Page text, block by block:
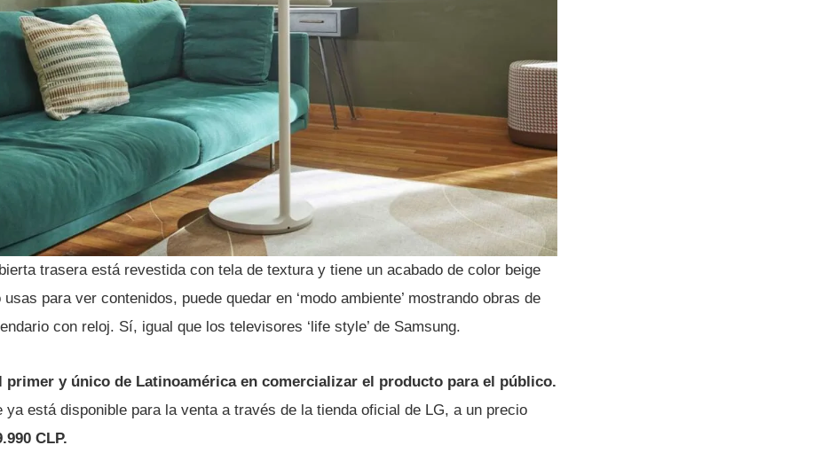
trasera está revestida con tela de textura y tiene un acabado de color beige
para ver contenidos, puede quedar en ‘modo ambiente’ mostrando obras de
con reloj. Sí, igual que los televisores ‘life style’ de Samsung.
primer y único de Latinoamérica en comercializar el producto para el público.
está disponible para la venta a través de la tienda oficial de LG, a un precio
CLP.